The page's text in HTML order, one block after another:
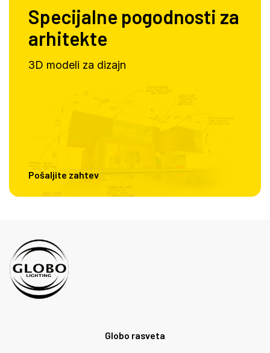
Specijalne pogodnosti za
arhitekte
3D modeli za dizajn
Pošaljite zahtev
Globo rasveta